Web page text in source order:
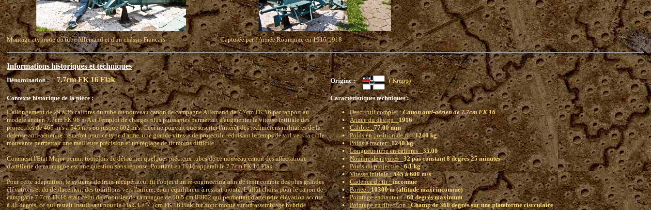
Montage atypique du tube Allemand et d'un châssis Francais Capturée par l'Armée Roumaine en 1916/1918
Informations historiques et techniques
Dénomination : 7.7cm FK 16 Flak Origine : ( Krupp)
Contexte historique de la pièce :
L'allongement de 29 à 35 calibres du tube du nouveau canon de campagne Allemand de 7.7cm FK 16 par rapport au
modèle ancien 7.7cm FK 96 n/A et l'emploi de charges plus puissantes permettait d'augmenter la vitesse intitiale des
projectiles de 465 m/s à 545 m/s ou jusque 602 m/s. Ceci ne pouvait que susciter l'intérêt des techniciens militaires de la
défense anti-aérienne : en effet pour ce type d'arme, une grande vitesse de projectile réduisant le temps de vol vers la cible
mouvante permettait une meilleure précision et un réglage de tir moins difficile.
Comment l'Etat Major permit toutefois de détourner quelques précieux tubes de ce nouveau canon des affectatione
d'artillerie de campagne est une question sans réponse. Pourtant en 1916 apparaît le7.7cm FK 16 Flak.
Pour cette adaptation, le système de frein-récupérateur fit l'objet d'un ré-engineering afin de tenir compte des plus grandes
élévations et du déplacement des tourillons vers l'arrière, et un équilibreur à ressort ajouté. L'affût choisi pour le canon de
campgane 7.7cm FK16 était celui de d'obusier de campagne de 10.5 cm lFH02 qui permettait d'atteindre élévation accrue
à 38 degrés, ce qui restait insuffisant pour la Flak. Le '7.7cm FK 16 Flak' fut donc monté sur un assemblage hybride
Caractéristiques techniques :
Descriptif complet :Canon anti-aérien de 7.7cm FK 16
Année du design :1916
Calibre :77.00 mm
Poids en position de tir :1240 kg
Poids à tracter :1240 kg
Longueur tube en calibres :35.00
Nombre de rayures :32 pas constant 8 degrés 25 minutes
Poids du projectile :6.1 kg
Vitesse initiale :545 à 600 m/s
Cadence de tir :inconnue
Portee :10300 m (altitude maxi inconnue)
Pointage en hauteur :60 degrés maximum
Pointage en direction :Champ de 360 degrés sur une plateforme cisrculaire